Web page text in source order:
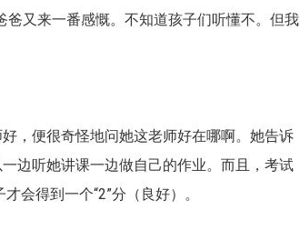
又来一番感慨。不知道孩子们听懂不。但我
，便很奇怪地问她这老师好在哪啊。她告诉
边听她讲课一边做自己的作业。而且，考试
会得到一个“2”分（良好）。